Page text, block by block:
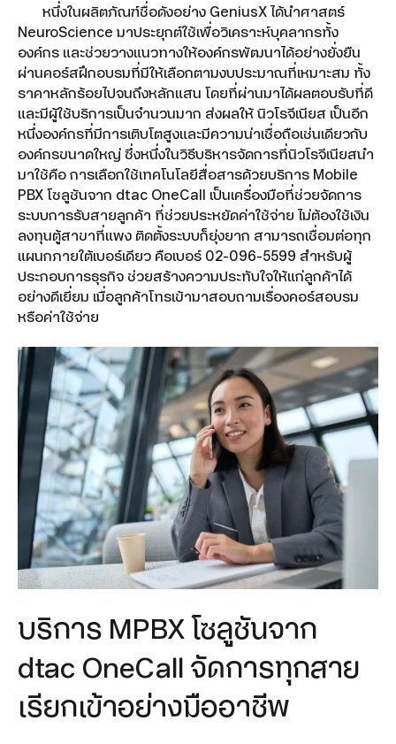
หนึ่งในผลิตภัณฑ์ชื่อดังอย่าง GeniusX ได้นำศาสตร์
NeuroScience มาประยุกต์ใช้เพื่อวิเคราะห์บุคลากรทั้ง
องค์กร และช่วยวางแนวทางให้องค์กรพัฒนาได้อย่างยั่งยืน
ผ่านคอร์สฝึกอบรมที่มีให้เลือกตามงบประมาณที่เหมาะสม ทั้ง
ราคาหลักร้อยไปจนถึงหลักแสน โดยที่ผ่านมาได้ผลตอบรับที่ดี
และมีผู้ใช้บริการเป็นจำนวนมาก ส่งผลให้ นิวโรจีเนียส เป็นอีก
หนึ่งองค์กรที่มีการเติบโตสูงและมีความน่าเชื่อถือเช่นเดียวกับ
องค์กรขนาดใหญ่ ซึ่งหนึ่งในวิธีบริหารจัดการที่นิวโรจีเนียสนำ
มาใช้คือ การเลือกใช้เทคโนโลยีสื่อสารด้วยบริการ Mobile
PBX โซลูชันจาก dtac OneCall เป็นเครื่องมือที่ช่วยจัดการ
ระบบการรับสายลูกค้า ที่ช่วยประหยัดค่าใช้จ่าย ไม่ต้องใช้เงิน
ลงทุนตู้สาขาที่แพง ติดตั้งระบบก็ยุ่งยาก สามารถเชื่อมต่อทุก
แผนกภายใต้เบอร์เดียว คือเบอร์ 02-096-5599 สำหรับผู้
ประกอบการธุรกิจ ช่วยสร้างความประทับใจให้แก่ลูกค้าได้
อย่างดีเยี่ยม เมื่อลูกค้าโทรเข้ามาสอบถามเรื่องคอร์สอบรม
หรือค่าใช้จ่าย
บริการ MPBX โซลูชันจาก
dtac OneCall จัดการทุกสาย
เรียกเข้าอย่างมืออาชีพ